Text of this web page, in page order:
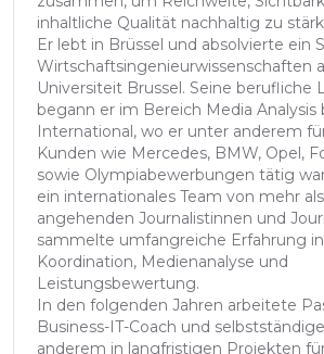
inhaltliche Qualität nachhaltig zu
Er lebt in Brüssel und absolvierte ein
Wirtschaftsingenieurwissenschaften
Universiteit Brussel. Seine berufliche
begann er im Bereich Media Analysis
International, wo er unter anderem
Kunden wie Mercedes, BMW, Opel,
sowie Olympiabewerbungen tätig
ein internationales Team von mehr
angehenden Journalistinnen und
sammelte umfangreiche Erfahrung
Koordination, Medienanalyse und
Leistungsbewertung.
In den folgenden Jahren arbeitete
Business-IT-Coach und
anderem in langfristigen Projekten